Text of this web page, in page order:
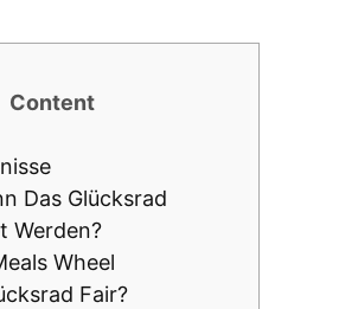
Content
Das Glücksrad
Werden?
Wheel
Fair?